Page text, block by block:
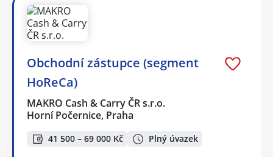
Obchodní zástupce (segment
HoReCa)
MAKRO Cash & Carry ČR s.r.o.
Horní Počernice, Praha
41 500 – 69 000 Kč Plný úvazek